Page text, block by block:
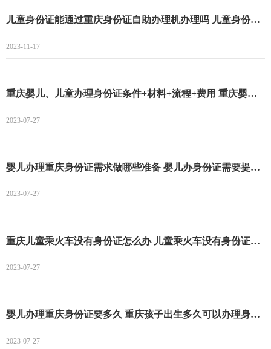
儿童身份证能通过重庆身份证自助办理机办理吗 儿童身份证能不能通过重庆身份证自助办理机办理
2023-11-17
重庆婴儿、儿童办理身份证条件+材料+流程+费用 重庆婴儿、儿童办理身份证条件
2023-07-27
婴儿办理重庆身份证需求做哪些准备 婴儿办身份证需要提供什么资料
2023-07-27
重庆儿童乘火车没有身份证怎么办 儿童乘火车没有身份证怎么乘
2023-07-27
婴儿办理重庆身份证要多久 重庆孩子出生多久可以办理身份证
2023-07-27